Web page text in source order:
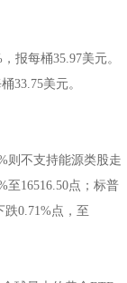
每桶35.97美元。
33.75美元。
不支持能源类股走
至16516.50点；标普
跌0.71%点，至